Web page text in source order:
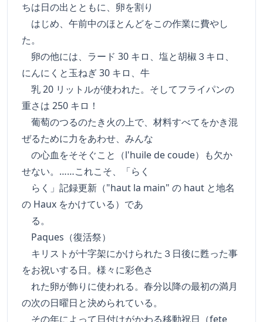
ちは日の出とともに、卵を割り
はじめ、午前中のほとんどをこの作業に費やし
た。
卵の他には、ラード 30 キロ、塩と胡椒３キロ、
にんにくと玉ねぎ 30 キロ、牛
乳 20 リットルが使われた。そしてフライパンの
重さは 250 キロ！
葡萄のつるのたき火の上で、材料すべてをかき混
ぜるために力をあわせ、みんな
の心血をそそぐこと（l'huile de coude）も欠か
せない。……これこそ、「らく
らく」記録更新（"haut la main" の haut と地名
の Haux をかけている）であ
る。
Paques（復活祭）
キリストが十字架にかけられた３日後に甦った事
をお祝いする日。様々に彩色さ
れた卵が飾りに使われる。春分以降の最初の満月
の次の日曜日と決められている。
その年によって日付けがかわる移動祝日（fete